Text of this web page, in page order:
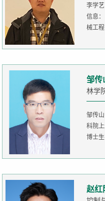
李学艺
信息： 学术博士招生学科名称：机
械工
邹传
林学
邹传
科院
博士
赵红